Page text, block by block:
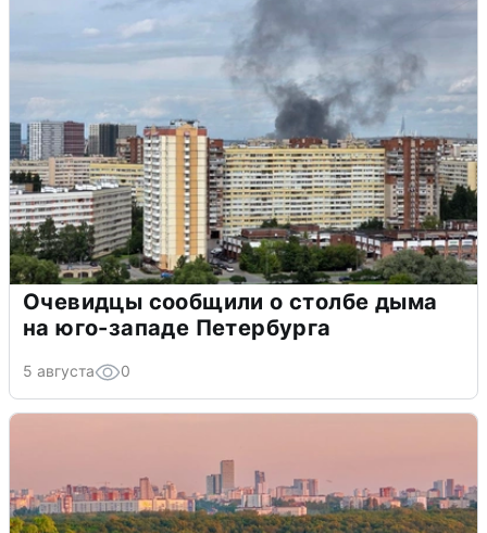
Очевидцы сообщили о столбе дыма
на юго-западе Петербурга
5 августа 0